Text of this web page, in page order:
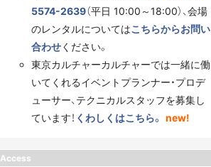
5574-2639（平日 10:00～18:00）、会場
のレンタルについてはこちらからお問い
合わせください。
東京カルチャーカルチャーでは一緒に働
いてくれるイベントプランナー・プロデ
ューサー、テクニカルスタッフを募集し
ています！ くわしくはこちら。 new!
Access